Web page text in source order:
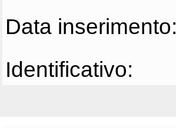
Data inserimento:
Identificativo: